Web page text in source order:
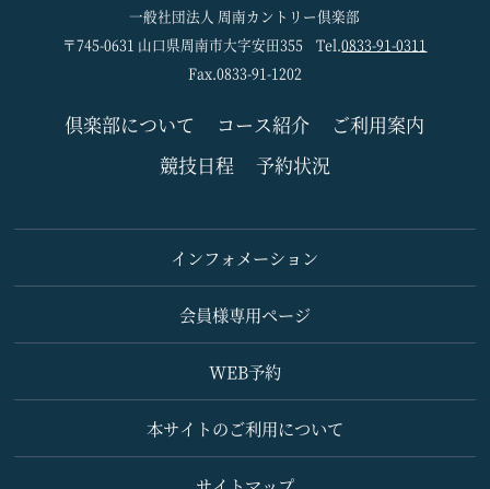
一般社団法人 周南カントリー倶楽部
〒745-0631 山口県周南市大字安田355
Tel.0833-91-0311
Fax.0833-91-1202
倶楽部について コース紹介
ご利用案内
競技日程
予約状況
インフォメーション
会員様専用ページ
WEB予約
本サイトのご利用について